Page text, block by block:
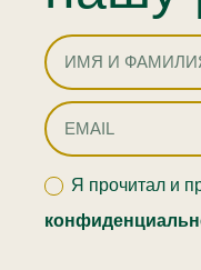
Я прочитал и